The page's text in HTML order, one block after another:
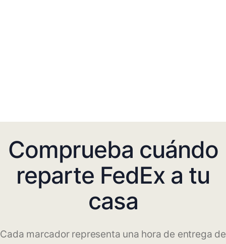
Comprueba cuándo
reparte FedEx a tu
casa
Cada marcador representa una hora de entrega de